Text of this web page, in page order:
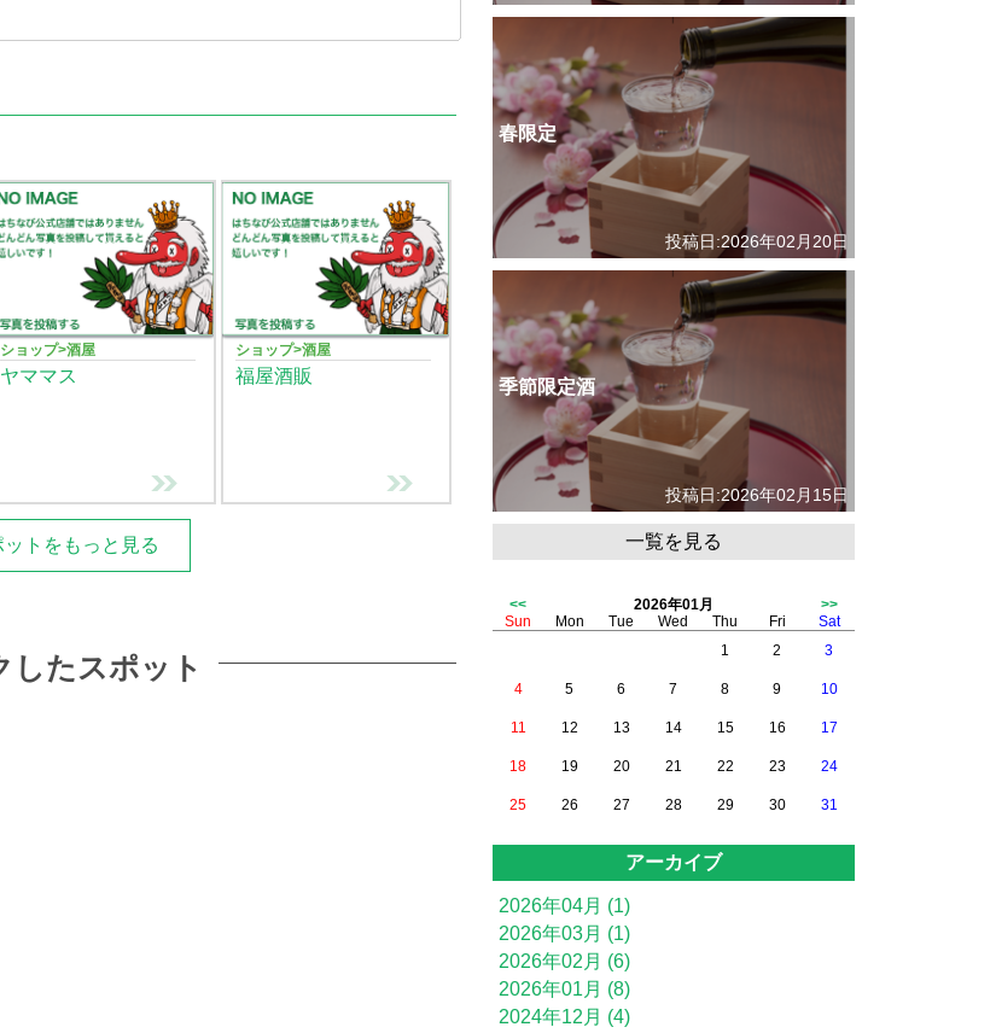
ショップ>酒屋
ヤママス
ショップ>酒屋
福屋酒販
トをもっと見る
したスポット
春限定
投稿日:2026年02月20日
季節限定酒
投稿日:2026年02月15日
一覧を見る
<< 2026年01月
>>
Sun
Mon Tue Wed Thu Fri
Sat
1
2 3
4 5 6 7 8 9 10
11 12 13 14 15 16 17
18 19 20 21 22 23 24
25 26 27 28 29 30 31
アーカイブ
2026年04月 (1)
2026年03月 (1)
2026年02月 (6)
2026年01月 (8)
2024年12月 (4)